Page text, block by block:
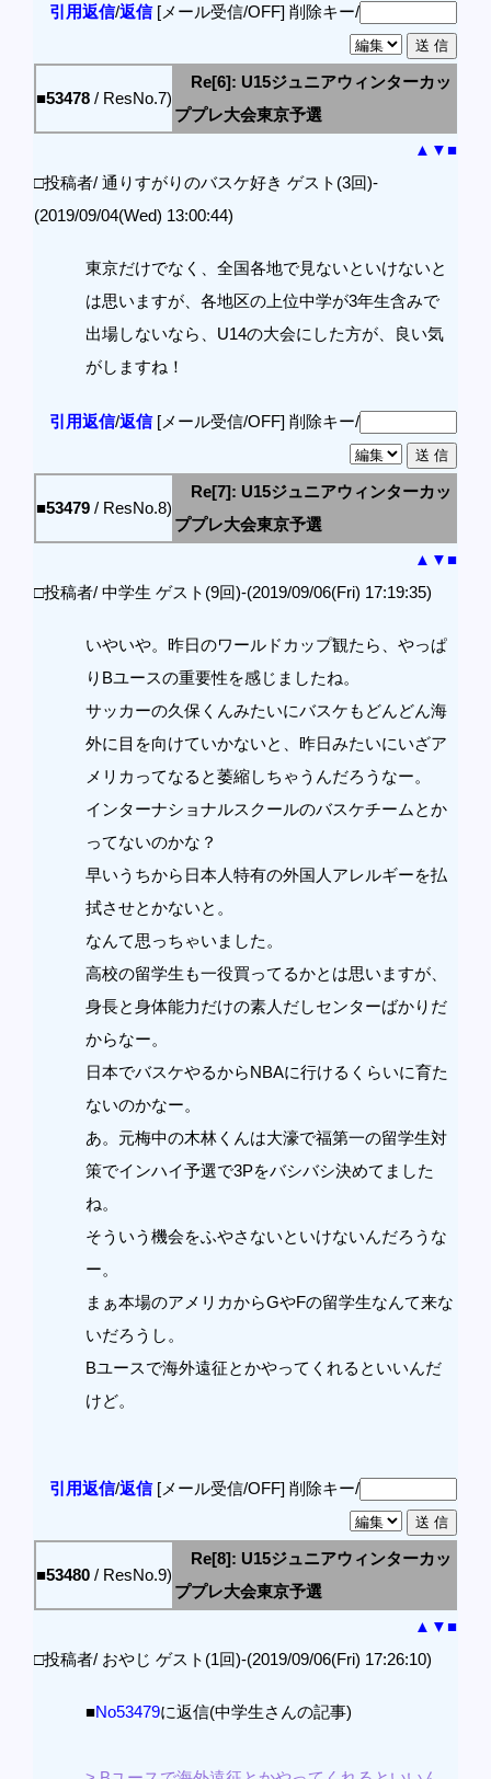
引用返信/返信[メール受信/OFF] 削除キー/
■53478 / ResNo.7)
Re[6]: U15ジュニアウィンターカッ
ププレ大会東京予選
▲ ▼■
□投稿者/ 通りすがりのバスケ好き ゲスト(3回)-
(2019/09/04(Wed) 13:00:44)
東京だけでなく、全国各地で見ないといけないと
は思いますが、各地区の上位中学が3年生含みで
出場しないなら、U14の大会にした方が、良い気
がしますね！
引用返信/返信[メール受信/OFF] 削除キー/
■53479 / ResNo.8)
Re[7]: U15ジュニアウィンターカッ
ププレ大会東京予選
▲ ▼■
□投稿者/ 中学生 ゲスト(9回)-(2019/09/06(Fri) 17:19:35)
いやいや。昨日のワールドカップ観たら、やっぱ
りBユースの重要性を感じましたね。
サッカーの久保くんみたいにバスケもどんどん海
外に目を向けていかないと、昨日みたいにいざア
メリカってなると萎縮しちゃうんだろうなー。
インターナショナルスクールのバスケチームとか
ってないのかな？
早いうちから日本人特有の外国人アレルギーを払
拭させとかないと。
なんて思っちゃいました。
高校の留学生も一役買ってるかとは思いますが、
身長と身体能力だけの素人だしセンターばかりだ
からなー。
日本でバスケやるからNBAに行けるくらいに育た
ないのかなー。
あ。元梅中の木林くんは大濠で福第一の留学生対
策でインハイ予選で3Pをバシバシ決めてました
ね。
そういう機会をふやさないといけないんだろうな
ー。
まぁ本場のアメリカからGやFの留学生なんて来な
いだろうし。
Bユースで海外遠征とかやってくれるといいんだ
けど。
引用返信/返信[メール受信/OFF] 削除キー/
■53480 / ResNo.9)
Re[8]: U15ジュニアウィンターカッ
ププレ大会東京予選
▲ ▼■
□投稿者/ おやじ ゲスト(1回)-(2019/09/06(Fri) 17:26:10)
■No53479に返信(中学生さんの記事)